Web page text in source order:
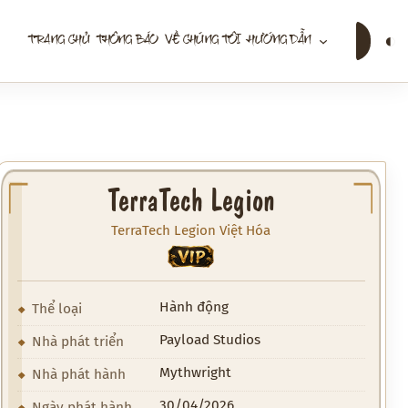
TRANG CHỦ THÔNG BÁO VỀ CHÚNG TÔI HƯỚNG DẪN
kiếm
◐
TerraTech Legion
TerraTech Legion Việt Hóa
VIP
Thể loại Hành động
Nhà phát triển Payload Studios
Nhà phát hành Mythwright